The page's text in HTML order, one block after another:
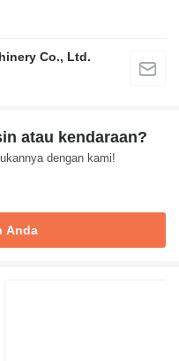
Co., Ltd.
atau kendaraan?
dengan kami!
Anda